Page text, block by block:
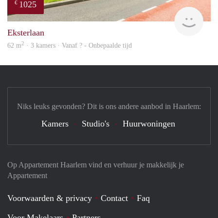
€ 1025
Eksterlaan
62 m2 · 3 kamers · Vanaf ? - Onbepaalde tijd
Op Appartement Haarlem vind en verhuur je makkelijk je
Appartement
Voorwaarden & privacy Contact
Faq
Niks leuks gevonden? Dit is ons andere aanbod in Haarlem:
Kamers Studio's Huurwoningen